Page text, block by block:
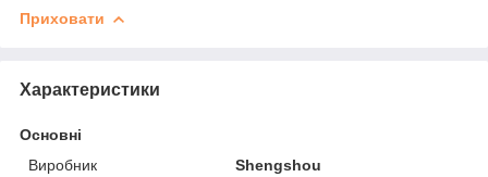
Приховати
Характеристики
Основні
Виробник
Shengshou